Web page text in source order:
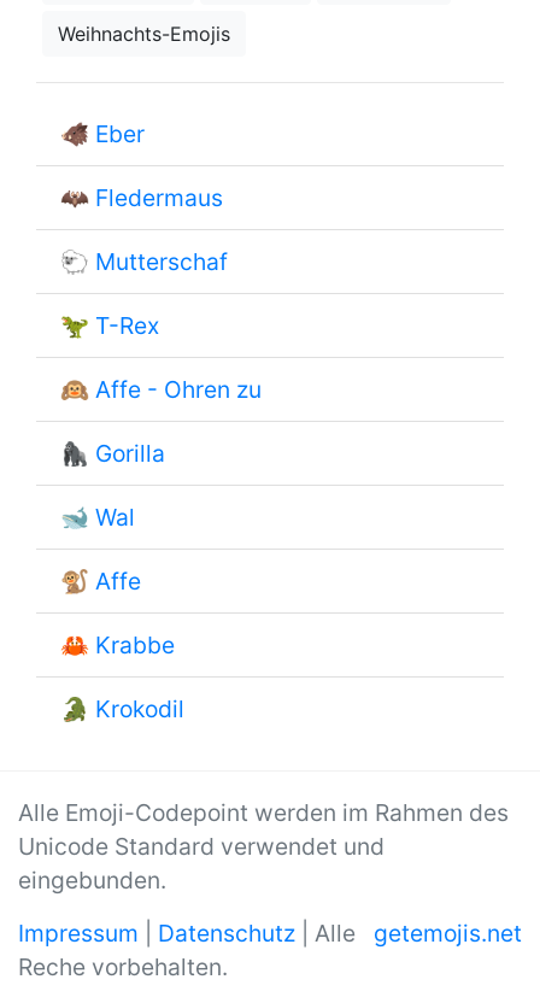
Weihnachts-Emojis
🐗 Eber
🦇 Fledermaus
🐑 Mutterschaf
🦖 T-Rex
🙉 Affe - Ohren zu
🦍 Gorilla
🐋 Wal
🐒 Affe
🦀 Krabbe
🐊 Krokodil
Alle Emoji-Codepoint werden im Rahmen des
Unicode Standard verwendet und
eingebunden.
getemojis.net
Impressum Datenschutz | Alle
Reche vorbehalten.